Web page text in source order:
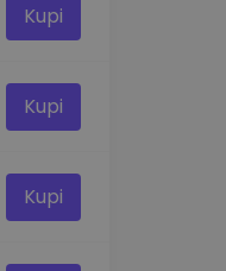
Kupi
Kupi
Kupi